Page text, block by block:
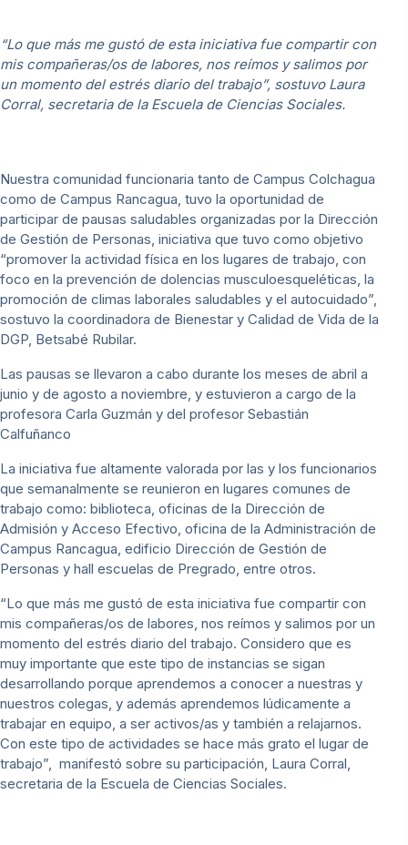
“Lo que más me gustó de esta iniciativa fue compartir con
mis compañeras/os de labores, nos reímos y salimos por
un momento del estrés diario del trabajo”, sostuvo Laura
Corral, secretaria de la Escuela de Ciencias Sociales.
Nuestra comunidad funcionaria tanto de Campus Colchagua
como de Campus Rancagua, tuvo la oportunidad de
participar de pausas saludables organizadas por la Dirección
de Gestión de Personas, iniciativa que tuvo como objetivo
“promover la actividad física en los lugares de trabajo, con
foco en la prevención de dolencias musculoesqueléticas, la
promoción de climas laborales saludables y el autocuidado”,
sostuvo la coordinadora de Bienestar y Calidad de Vida de la
DGP, Betsabé Rubilar.
Las pausas se llevaron a cabo durante los meses de abril a
junio y de agosto a noviembre, y estuvieron a cargo de la
profesora Carla Guzmán y del profesor Sebastián
Calfuñanco
La iniciativa fue altamente valorada por las y los funcionarios
que semanalmente se reunieron en lugares comunes de
trabajo como: biblioteca, oficinas de la Dirección de
Admisión y Acceso Efectivo, oficina de la Administración de
Campus Rancagua, edificio Dirección de Gestión de
Personas y hall escuelas de Pregrado, entre otros.
“Lo que más me gustó de esta iniciativa fue compartir con
mis compañeras/os de labores, nos reímos y salimos por un
momento del estrés diario del trabajo. Considero que es
muy importante que este tipo de instancias se sigan
desarrollando porque aprendemos a conocer a nuestras y
nuestros colegas, y además aprendemos lúdicamente a
trabajar en equipo, a ser activos/as y también a relajarnos.
Con este tipo de actividades se hace más grato el lugar de
trabajo”, manifestó sobre su participación, Laura Corral,
secretaria de la Escuela de Ciencias Sociales.